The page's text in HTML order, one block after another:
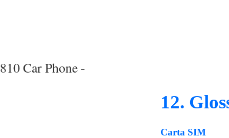
810 Car Phone -
12.
Carta SIM